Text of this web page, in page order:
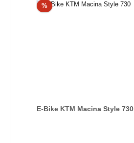
%Rabatt
E-Bike KTM Macina Style 730